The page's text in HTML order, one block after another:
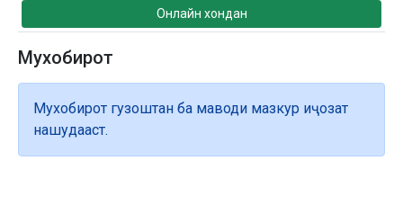
Онлайн хондан
Мухобирот
Мухобирот гузоштан ба маводи мазкур иҷозат
нашудааст.